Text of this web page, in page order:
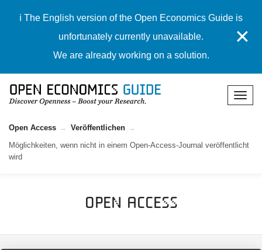
ℹ️ The English version of the Open Economics Guide is
unfortunately currently unavailable.
We are already working on a solution.
✕
Open Access
Veröffentlichen
Möglichkeiten, wenn nicht in einem Open-Access-Journal veröffentlicht
wird
Open Access